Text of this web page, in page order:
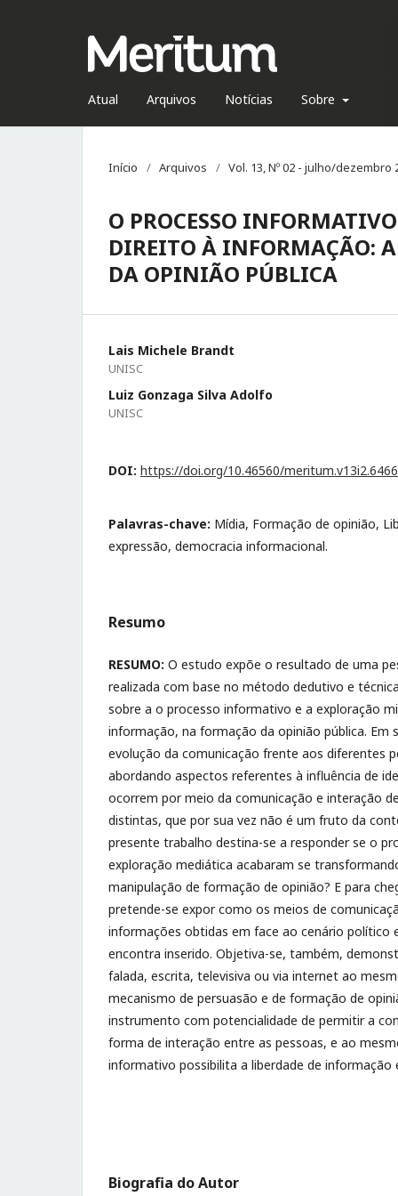
Atual Arquivos Notícias Sobre
Início / Arquivos / Vol. 13, Nº 02 - julho/dezembro
O PROCESSO
DIREITO À INFORMAÇÃO:
DA OPINIÃO PÚBLICA
Lais Michele Brandt
UNISC
Luiz Gonzaga Silva Adolfo
UNISC
DOI: https://doi.org/10.46560/meritum.v13i2.6466
Palavras-chave: Mídia, Formação de opinião,
expressão, democracia informacional.
Resumo
RESUMO: O estudo expõe o resultado de uma
realizada com base no método dedutivo e
sobre a o processo informativo e a exploração
informação, na formação da opinião pública. Em
evolução da comunicação frente aos diferentes
abordando aspectos referentes à influência de
ocorrem por meio da comunicação e interação
distintas, que por sua vez não é um fruto da
presente trabalho destina-se a responder se o
exploração mediática acabaram se
manipulação de formação de opinião? E para
pretende-se expor como os meios de
informações obtidas em face ao cenário político
encontra inserido. Objetiva-se, também,
falada, escrita, televisiva ou via internet ao
mecanismo de persuasão e de formação de
instrumento com potencialidade de permitir a
forma de interação entre as pessoas, e ao
informativo possibilita a liberdade de
Biografia do Autor